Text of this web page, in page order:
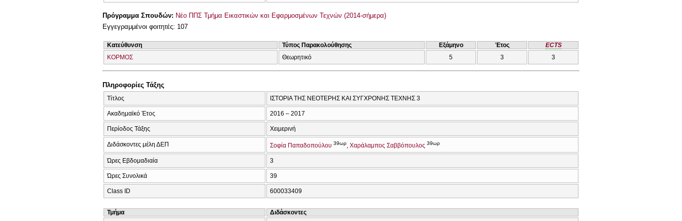
Πρόγραμμα Σπουδών: Νέο ΠΠΣ Τμήμα Εικαστικών και Εφαρμοσμένων Τεχνών (2014-σήμερα)
Εγγεγραμμένοι φοιτητές: 107
Κατεύθυνση Τύπος Παρακολούθησης Εξάμηνο Έτος
ECTS
ΚΟΡΜΟΣ
Θεωρητικό 5 3 3
Πληροφορίες Τάξης
Τίτλος ΙΣΤΟΡΙΑ ΤΗΣ ΝΕΟΤΕΡΗΣ ΚΑΙ ΣΥΓΧΡΟΝΗΣ ΤΕΧΝΗΣ 3
Ακαδημαϊκό Έτος 2016 – 2017
Περίοδος Τάξης Χειμερινή
Διδάσκοντες μέλη ΔΕΠ Σοφία Παπαδοπούλου 39ωρ Χαράλαμπος Σαββόπουλος 39ωρ
Ώρες Εβδομαδιαία 3
Ώρες Συνολικά 39
Class ID 600033409
Τμήμα
Διδάσκοντες